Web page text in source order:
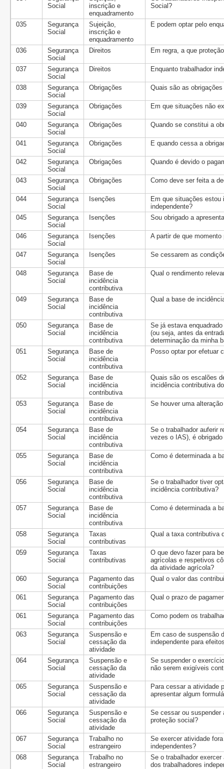
Social
inscrição e
enquadramento
Social?
035
Segurança
Social
Sujeição,
inscrição e
enquadramento
E podem optar pelo
036
Segurança
Social
Direitos Em regra, a que
037
Segurança
Social
Direitos Enquanto trabalhador
038
Segurança
Social
Obrigações Quais são as
039
Segurança
Social
Obrigações Em que situações não
040
Segurança
Social
Obrigações Quando se constitui a
041
Segurança
Social
Obrigações E quando cessa a
042
Segurança
Social
Obrigações Quando é devido o
043
Segurança
Social
Obrigações Como deve ser feita a
044
Segurança
Social
Isenções
Em que situações estou
independente?
045
Segurança
Social
Isenções Sou obrigado a
046
Segurança
Social
Isenções A partir de que
047
Segurança
Social
Isenções Se cessarem as
048
Segurança
Social
Base de
incidência
contributiva
Qual o rendimento
049
Segurança
Social
Base de
incidência
contributiva
Qual a base de
050
Segurança
Social
Base de
incidência
contributiva
Se já estava
(ou seja, antes da
determinação da minha
051
Segurança
Social
Base de
incidência
contributiva
Posso optar por efetuar
052
Segurança
Social
Base de
incidência
contributiva
Quais são os escalões
incidência contributiva
053
Segurança
Social
Base de
incidência
contributiva
Se houver uma
054
Segurança
Social
Base de
incidência
contributiva
Se o trabalhador auferir
vezes o IAS), é
055
Segurança
Social
Base de
incidência
contributiva
Como é determinada a
056
Segurança
Social
Base de
incidência
contributiva
Se o trabalhador tiver
incidência contributiva?
057
Segurança
Social
Base de
incidência
contributiva
Como é determinada a
058
Segurança
Social
Taxas
contributivas
Qual a taxa contributiva
059
Segurança
Social
Taxas
contributivas
O que devo fazer para
agrícolas e respetivos
da atividade agrícola?
060
Segurança
Social
Pagamento das
contribuições
Qual o valor das
061
Segurança
Social
Pagamento das
contribuições
Qual o prazo de
061
Segurança
Social
Pagamento das
contribuições
Como podem os
063
Segurança
Social
Suspensão e
cessação da
atividade
Em caso de suspensão
independente para
064
Segurança
Social
Suspensão e
cessação da
atividade
Se suspender o
não serem exigíveis
065
Segurança
Social
Suspensão e
cessação da
atividade
Para cessar a atividade
apresentar algum
066
Segurança
Social
Suspensão e
cessação da
atividade
Se cessar ou suspender
proteção social?
067
Segurança
Social
Trabalho no
estrangeiro
Se exercer atividade
independentes?
068
Segurança
Social
Trabalho no
estrangeiro
Se o trabalhador
dos trabalhadores